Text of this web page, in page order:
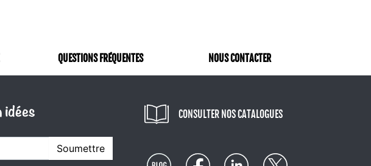
QUESTIONS FRÉQUENTES NOUS CONTACTER
Soumettre
CONSULTER NOS CATALOGUES